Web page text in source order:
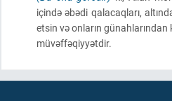
içində əbədi qalacaqları,
etsin və onların
müvəffəqiyyətdir.